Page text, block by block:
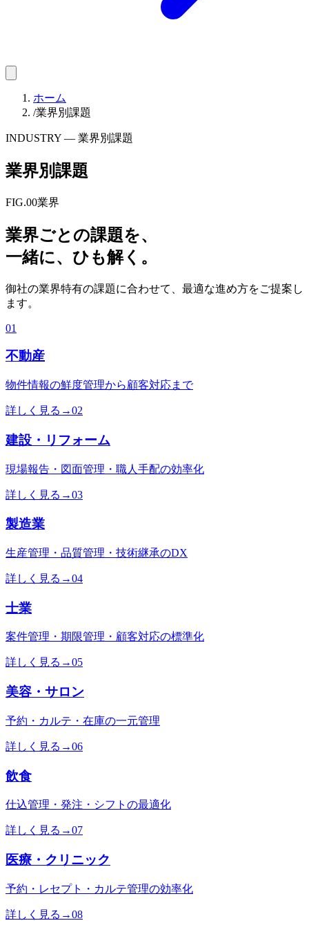
ホーム
/業界別課題
INDUSTRY — 業界別課題
業界別課題
FIG.00業界
業界ごとの課題を、
一緒に、ひも解く。
御社の業界特有の課題に合わせて、最適な進め方をご提案し
ます。
01
不動産
物件情報の鮮度管理から顧客対応まで
詳しく見る →02
建設・リフォーム
現場報告・図面管理・職人手配の効率化
詳しく見る →03
製造業
生産管理・品質管理・技術継承のDX
詳しく見る →04
士業
案件管理・期限管理・顧客対応の標準化
詳しく見る →05
美容・サロン
予約・カルテ・在庫の一元管理
詳しく見る →06
飲食
仕込管理・発注・シフトの最適化
詳しく見る →07
医療・クリニック
予約・レセプト・カルテ管理の効率化
詳しく見る →08